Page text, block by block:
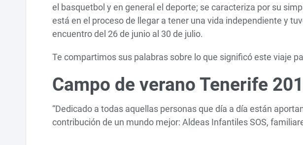
el basquetbol y en general el deporte; se caracteriza por su
está en el proceso de llegar a tener una vida independiente y
encuentro del 26 de junio al 30 de julio.
Te compartimos sus palabras sobre lo que significó este viaje
Campo de verano Tenerife
“Dedicado a todas aquellas personas que día a día están
contribución de un mundo mejor: Aldeas Infantiles SOS,